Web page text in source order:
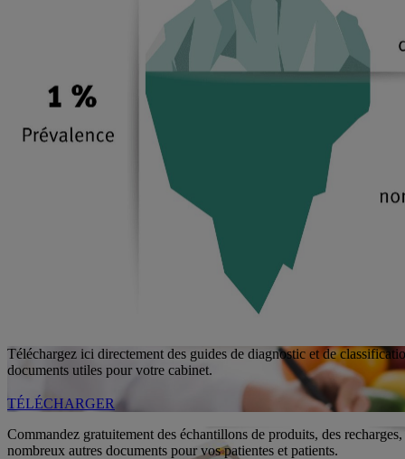
Téléchargez ici directement des guides de diagnostic et de
documents utiles pour votre cabinet.
TÉLÉCHARGER
Commandez gratuitement des échantillons de produits, des
nombreux autres documents pour vos patientes et patients.